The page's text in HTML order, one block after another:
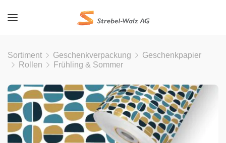
Sortiment Geschenkverpackung
Geschenkpapier
Rollen
Frühling & Sommer